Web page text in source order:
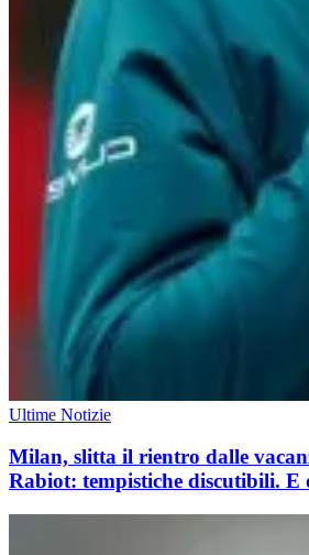
Ultime Notizie
Milan, slitta il rientro dalle
Rabiot: tempistiche discutibili. E